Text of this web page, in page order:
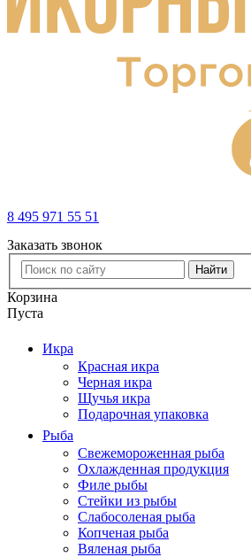
8 495 971 55 51
Заказать звонок
Найти
Корзина
Пуста
Икра
Красная икра
Черная икра
Щучья икра
Подарочная упаковка
Рыба
Свежемороженная рыба
Охлажденная продукция
Филе рыбы
Стейки из рыбы
Слабосоленая рыба
Копченая рыба
Вяленая рыба